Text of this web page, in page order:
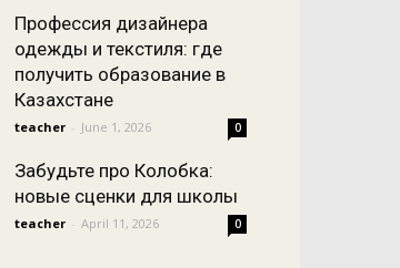
Профессия дизайнера
одежды и текстиля: где
получить образование в
Казахстане
teacher - June 1, 2026 0
Забудьте про Колобка:
новые сценки для школы
teacher - April 11, 2026 0